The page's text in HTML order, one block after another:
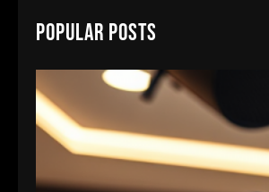
r
h
Popular Posts